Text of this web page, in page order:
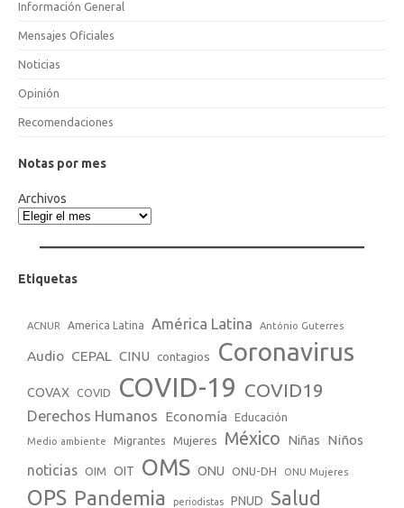
Información General
Mensajes Oficiales
Noticias
Opinión
Recomendaciones
Notas por mes
Archivos
Etiquetas
ACNUR America Latina América Latina António Guterres
Audio CEPAL CINU contagios Coronavirus
COVAX COVID COVID-19 COVID19
Derechos Humanos Economía Educación
Medio ambiente Migrantes Mujeres México Niñas Niños
noticias OIM OIT OMS ONU ONU-DH ONU Mujeres
OPS Pandemia periodistas PNUD Salud